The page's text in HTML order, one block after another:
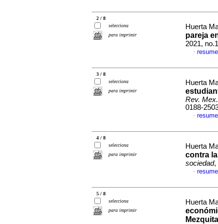
2 / 8
selecciona
para imprimir
Huerta
pareja
2021,
·
3 / 8
selecciona
para imprimir
Huerta
Rev.
0188-
·
4 / 8
selecciona
para imprimir
Huerta
contra
sociedad,
·
5 / 8
selecciona
para imprimir
Huerta